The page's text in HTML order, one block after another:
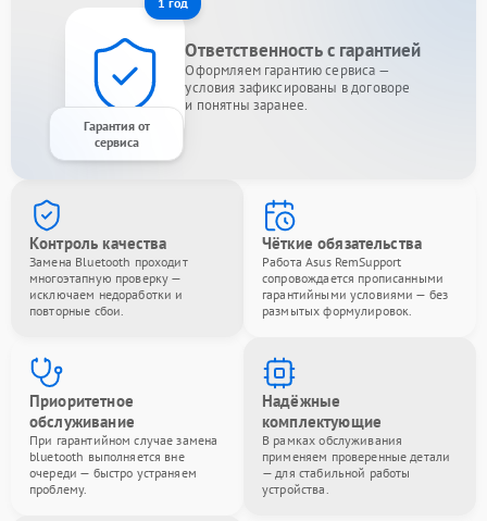
Гарантия от
сервиса
Ответственность с гарантией
Оформляем гарантию сервиса —
условия зафиксированы в договоре
и понятны заранее.
Контроль качества
Замена Bluetooth проходит
многоэтапную проверку —
исключаем недоработки и
повторные сбои.
Чёткие обязательства
Работа Asus RemSupport
сопровождается прописанными
гарантийными условиями — без
размытых формулировок.
Приоритетное
обслуживание
При гарантийном случае замена
bluetooth выполняется вне
очереди — быстро устраняем
проблему.
Надёжные
комплектующие
В рамках обслуживания
применяем проверенные детали
— для стабильной работы
устройства.